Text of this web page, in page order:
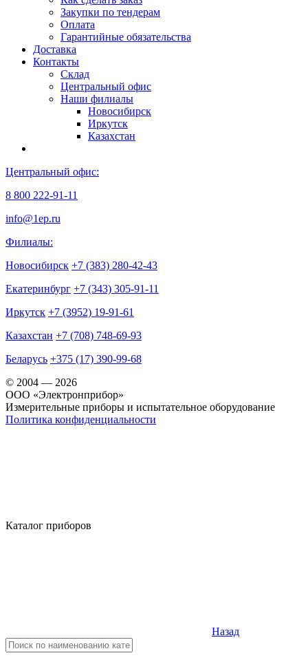
Закупки по тендерам
Оплата
Гарантийные обязательства
Доставка
Контакты
Склад
Центральный офис
Наши филиалы
Новосибирск
Иркутск
Казахстан
Центральный офис:
8 800 222-91-11
info@1ep.ru
Филиалы:
Новосибирск +7 (383) 280-42-43
Екатеринбург +7 (343) 305-91-11
Иркутск +7 (3952) 19-91-61
Казахстан +7 (708) 748-69-93
Беларусь +375 (17) 390-99-68
© 2004 — 2026
OOO «Электронприбор»
Измерительные приборы и испытательное оборудование
Политика конфиденциальности
Каталог приборов
Назад